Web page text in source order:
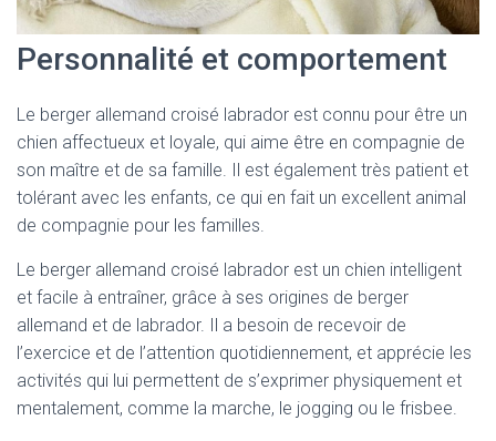
Personnalité et comportement
Le berger allemand croisé labrador est connu pour être un
chien affectueux et loyale, qui aime être en compagnie de
son maître et de sa famille. Il est également très patient et
tolérant avec les enfants, ce qui en fait un excellent animal
de compagnie pour les familles.
Le berger allemand croisé labrador est un chien intelligent
et facile à entraîner, grâce à ses origines de berger
allemand et de labrador. Il a besoin de recevoir de
l’exercice et de l’attention quotidiennement, et apprécie les
activités qui lui permettent de s’exprimer physiquement et
mentalement, comme la marche, le jogging ou le frisbee.